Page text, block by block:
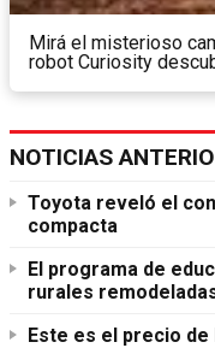
Mirá el misterioso
robot Curiosity
NOTICIAS
Toyota reveló el
compacta
El programa de
rurales
Este es el precio